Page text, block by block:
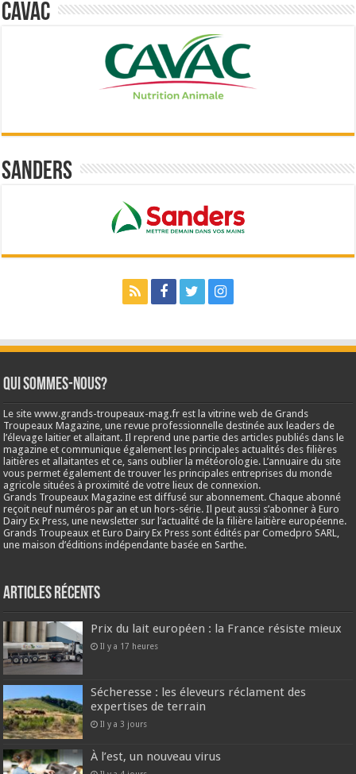
Cavac
Sanders
Qui sommes-nous?
Le site www.grands-troupeaux-mag.fr est la vitrine web de Grands
Troupeaux Magazine, une revue professionnelle destinée aux leaders de
l’élevage laitier et allaitant. Il reprend une partie des articles publiés dans le
magazine et communique également les principales actualités des filières
laitières et allaitantes et ce, sans oublier la météorologie. L’annuaire du site
vous permet également de trouver les principales entreprises du monde
agricole situées à proximité de votre lieux de connexion.
Grands Troupeaux Magazine est diffusé sur abonnement. Chaque abonné
reçoit neuf numéros par an et un hors-série. Il peut aussi s’abonner à Euro
Dairy Ex Press, une newsletter sur l’actualité de la filière laitière européenne.
Grands Troupeaux et Euro Dairy Ex Press sont édités par Comedpro SARL,
une maison d’éditions indépendante basée en Sarthe.
Articles récents
Prix du lait européen : la France résiste mieux
Il y a 17 heures
Sécheresse : les éleveurs réclament des
expertises de terrain
Il y a 3 jours
À l’est, un nouveau virus